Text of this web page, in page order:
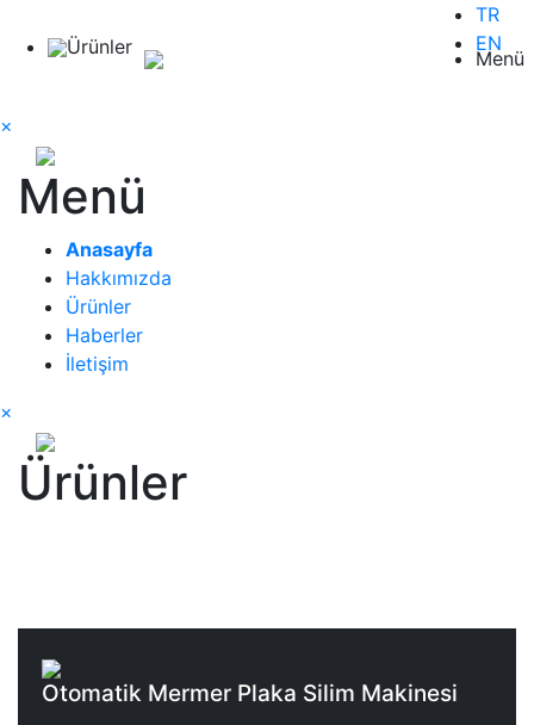
Ürünler
TR
EN
Menü
×
Menü
Anasayfa
Hakkımızda
Ürünler
Haberler
İletişim
×
Ürünler
Otomatik Mermer Plaka Silim Makinesi